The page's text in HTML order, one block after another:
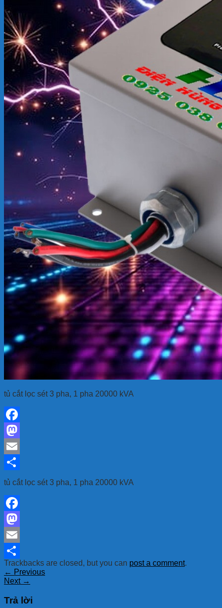
tủ cắt lọc sét 3 pha, 1 pha 20000 kVA
Facebook
Mastodon
Email
Share
tủ cắt lọc sét 3 pha, 1 pha 20000 kVA
Facebook
Mastodon
Email
Share
Trackbacks are closed, but you can post a comment.
← Previous
Next →
Trả lời